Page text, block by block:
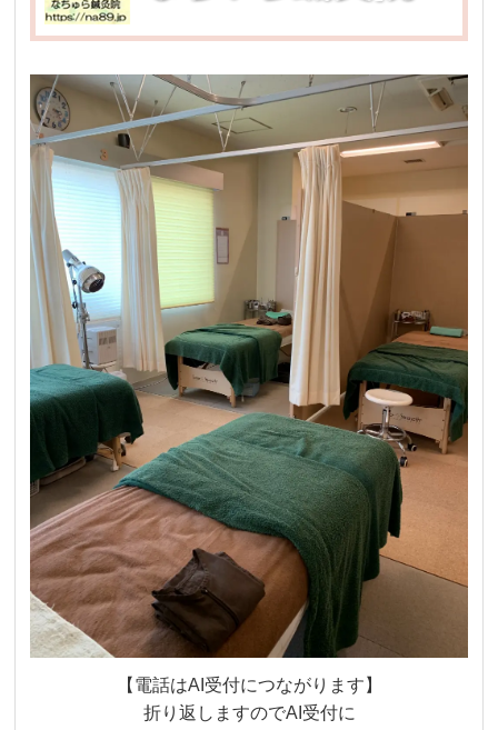
【電話はAI受付につながります】
折り返しますのでAI受付に